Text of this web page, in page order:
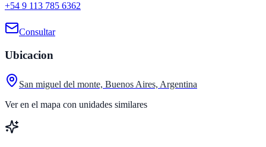
+54 9 113 785 6362
Consultar
Ubicacion
San miguel del monte, Buenos Aires, Argentina
Ver en el mapa con unidades similares